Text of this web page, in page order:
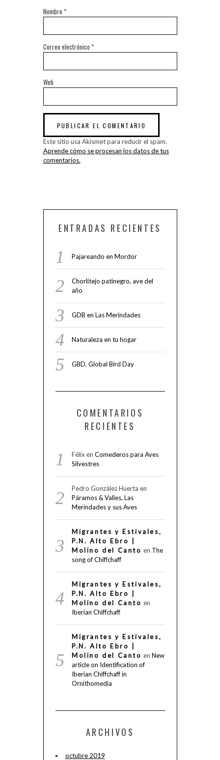
Nombre *
Correo electrónico *
Web
Este sitio usa Akismet para reducir el spam.
Aprende cómo se procesan los datos de tus
comentarios.
ENTRADAS RECIENTES
Pajareando en Mordor
Chorlitejo patinegro, ave del
año
GDB en Las Merindades
Naturaleza en tu hogar
GBD, Global Bird Day
COMENTARIOS
RECIENTES
Félix en Comederos para Aves
Silvestres
Pedro González Huerta en
Páramos & Valles, Las
Merindades y sus Aves
Migrantes y Estivales,
P.N. Alto Ebro |
Molino del Canto en The
song of Chiffchaff
Migrantes y Estivales,
P.N. Alto Ebro |
Molino del Canto en
Iberian Chiffchaff
Migrantes y Estivales,
P.N. Alto Ebro |
Molino del Canto en New
article on Identification of
Iberian Chiffchaff in
Ornithomedia
ARCHIVOS
octubre 2019